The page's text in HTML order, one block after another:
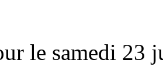
le samedi 23